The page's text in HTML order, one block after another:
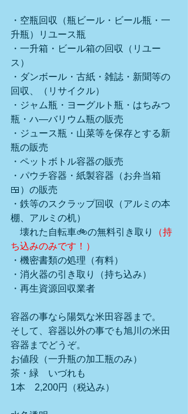
・空瓶回収（瓶ビール・ビール瓶・一
升瓶）リユース瓶
・一升箱・ビール箱の回収（リユー
ス）
・ダンボール・古紙・雑誌・新聞等の
回収、（リサイクル）
・ジャム瓶・ヨーグルト瓶・はちみつ
瓶・ハ―バリウム瓶の販売
・ジュース瓶・山菜等を保存とする新
瓶の販売
・ペットボトル容器の販売
・パウチ容器・紙製容器（お弁当箱
🍱）の販売
・鉄等のスクラップ回収（アルミの本
棚、アルミの机）
壊れた自転車🚲の無料引き取り
（持
ち込みのみです！）
・機密書類の処理（有料）
・消火器の引き取り（持ち込み）
・再生資源回収業者
容器の事なら陽気な米田容器まで。
そして、容器以外の事でも旭川の米田
容器までどうぞ。
お値段（一升瓶の加工瓶のみ）
茶・緑　いづれも
1本　2,200円（税込み）